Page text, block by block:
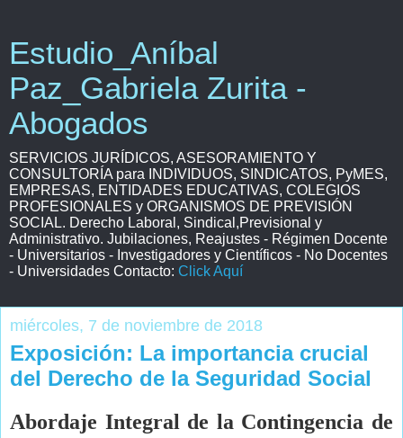
Estudio_Aníbal
Paz_Gabriela Zurita -
Abogados
SERVICIOS JURÍDICOS, ASESORAMIENTO Y
CONSULTORÍA para INDIVIDUOS, SINDICATOS, PyMES,
EMPRESAS, ENTIDADES EDUCATIVAS, COLEGIOS
PROFESIONALES y ORGANISMOS DE PREVISIÓN
SOCIAL. Derecho Laboral, Sindical,Previsional y
Administrativo. Jubilaciones, Reajustes - Régimen Docente
- Universitarios - Investigadores y Científicos - No Docentes
- Universidades Contacto: Click Aquí
miércoles, 7 de noviembre de 2018
Exposición: La importancia crucial
del Derecho de la Seguridad Social
Abordaje Integral de la Contingencia de